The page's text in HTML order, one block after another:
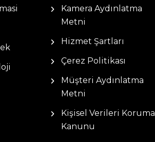
Kamera Aydınlatma
Metni
Hizmet Şartları
Çerez Politikası
Müşteri Aydınlatma
Metni
Kişisel Verileri Koruma
Kanunu